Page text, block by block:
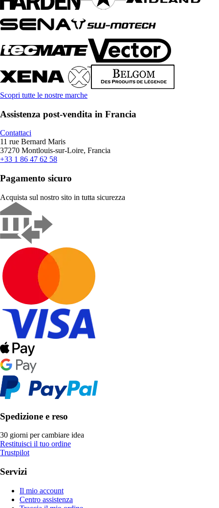
Scopri tutte le nostre marche
Assistenza post-vendita in Francia
Contattaci
11 rue Bernard Maris
37270 Montlouis-sur-Loire, Francia
+33 1 86 47 62 58
Pagamento sicuro
Acquista sul nostro sito in tutta sicurezza
Spedizione e reso
30 giorni per cambiare idea
Restituisci il tuo ordine
Trustpilot
Servizi
Il mio account
Centro assistenza